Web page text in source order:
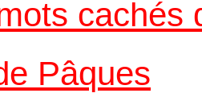
cachés
Pâques